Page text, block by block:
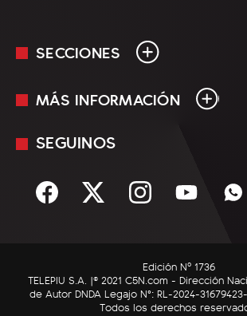
SECCIONES
En Vivo
Sociedad
C5N Autos
RatingCero
MÁS INFORMACIÓN
Mediakit
Términos y condiciones
SEGUINOS
Edición Nº 1736
TELEPIU S.A. |© 2021 C5N.com - Dirección
de Autor DNDA Legajo N°: RL-2024-
Todos los derechos